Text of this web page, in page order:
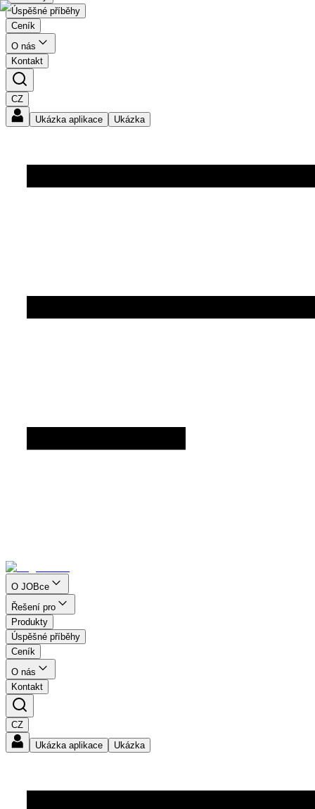
Úspěšné příběhy
Ceník
O nás
Kontakt
CZ
Ukázka aplikace
Ukázka
O JOBce
Řešení pro
Produkty
Úspěšné příběhy
Ceník
O nás
Kontakt
CZ
Ukázka aplikace
Ukázka